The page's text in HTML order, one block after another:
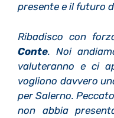
presente e il futuro
Ribadisco con
Conte. Noi
valuteranno e ci
vogliono davvero
per Salerno.
non abbia